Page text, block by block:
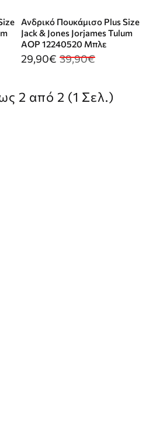
Ανδρικό Πουκάμισο Plus Size
Jack & Jones Jorjames Tulum
AOP 12240520 Μπλε
29,90€ 39,90€
2 από 2 (1 Σελ.)